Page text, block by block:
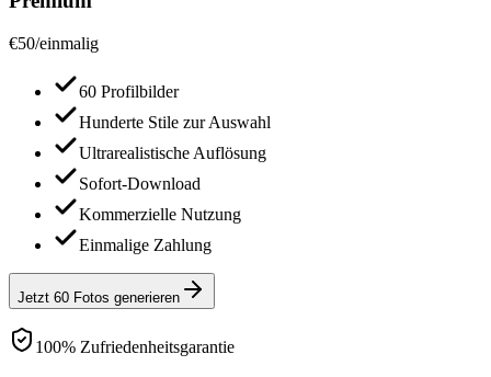
€50/einmalig
60 Profilbilder
Hunderte Stile zur Auswahl
Ultrarealistische Auflösung
Sofort-Download
Kommerzielle Nutzung
Einmalige Zahlung
Jetzt 60 Fotos generieren
100% Zufriedenheitsgarantie